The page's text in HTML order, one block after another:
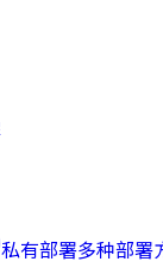
私有部署多种部署